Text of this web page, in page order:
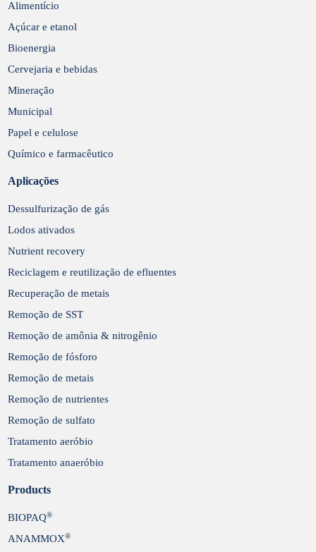
Enviar
Alimentício
Açúcar e etanol
Bioenergia
Cervejaria e bebidas
Mineração
Municipal
Papel e celulose
Químico e farmacêutico
Aplicações
Dessulfurização de gás
Lodos ativados
Nutrient recovery
Reciclagem e reutilização de efluentes
Recuperação de metais
Remoção de SST
Remoção de amônia & nitrogênio
Remoção de fósforo
Remoção de metais
Remoção de nutrientes
Remoção de sulfato
Tratamento aeróbio
Tratamento anaeróbio
Products
BIOPAQ®
ANAMMOX®